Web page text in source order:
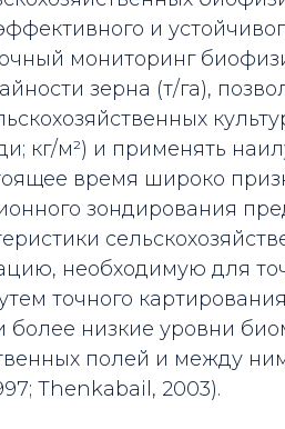
и
мониторинг
зерна (т/га),
кг/м²) и применять
время широко
зондирования
необходимую для
точного
более низкие уровни
полей и между
Thenkabail, 2003).